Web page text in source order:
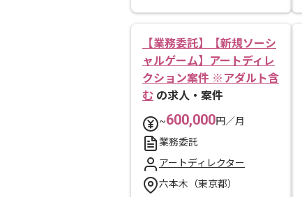
【業務委託】【新規ソーシ
ャルゲーム】アートディレ
クション案件 ※アダルト含
む の求人・案件
~600,000円／月
業務委託
アートディレクター
六本木（東京都）